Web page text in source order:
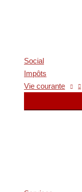
Social
Impôts
Vie courante